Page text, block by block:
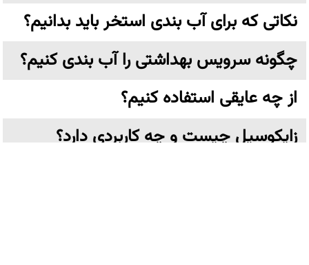
نکاتی که برای آب بندی استخر باید بدانیم؟
چگونه سرویس بهداشتی را آب بندی کنیم؟
از چه عایقی استفاده کنیم؟
زایکوسیل چیست و چه کاربردی دارد؟